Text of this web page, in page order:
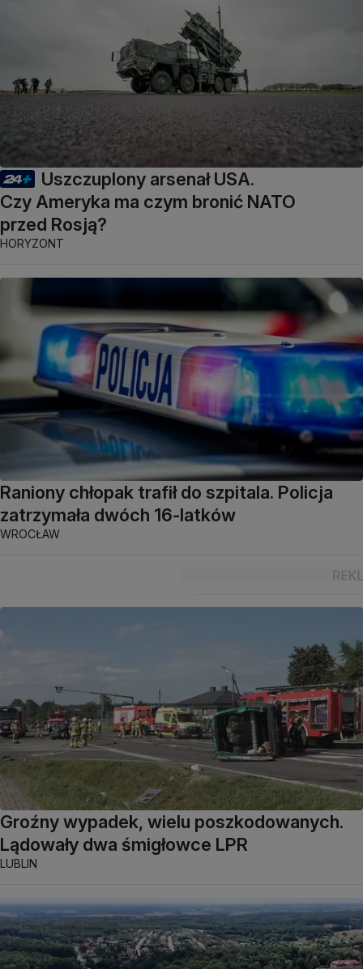
Uszczuplony arsenał USA.
Czy Ameryka ma czym bronić NATO
przed Rosją?
HORYZONT
Raniony chłopak trafił do szpitala. Policja
zatrzymała dwóch 16-latków
WROCŁAW
Groźny wypadek, wielu poszkodowanych.
Lądowały dwa śmigłowce LPR
LUBLIN